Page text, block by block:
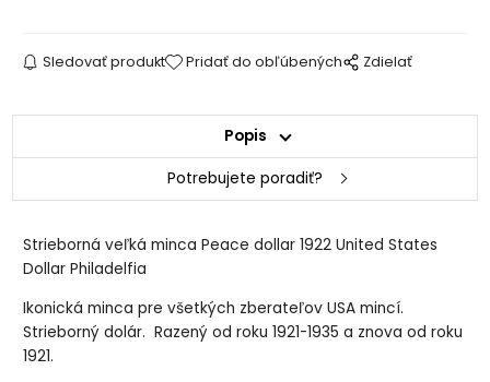
Sledovať produkt Pridať do obľúbených Zdielať
Popis
Potrebujete poradiť?
Strieborná veľká minca Peace dollar 1922 United States
Dollar Philadelfia
Ikonická minca pre všetkých zberateľov USA mincí.
Strieborný dolár. Razený od roku 1921-1935 a znova od roku
1921.